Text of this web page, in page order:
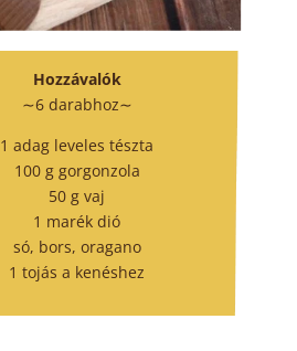
Hozzávalók
∼6 darabhoz∼
1 adag leveles tészta
100 g gorgonzola
50 g vaj
1 marék dió
só, bors, oragano
1 tojás a kenéshez